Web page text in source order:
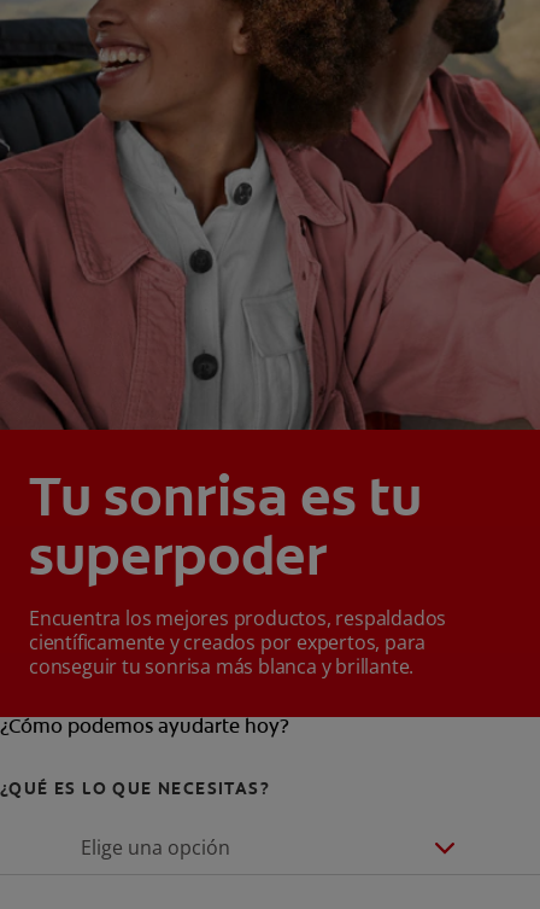
Tu sonrisa es tu
superpoder
Encuentra los mejores productos, respaldados
científicamente y creados por expertos, para
conseguir tu sonrisa más blanca y brillante.
¿Cómo podemos ayudarte hoy?
¿QUÉ ES LO QUE NECESITAS?
Elige una opción